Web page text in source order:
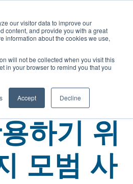
our visitor data to improve our
content, and provide you with a great
information about the cookies we use,
will not be collected when you visit this
in your browser to remind you that you
Accept Decline
션을 최
하기 위
모범 사